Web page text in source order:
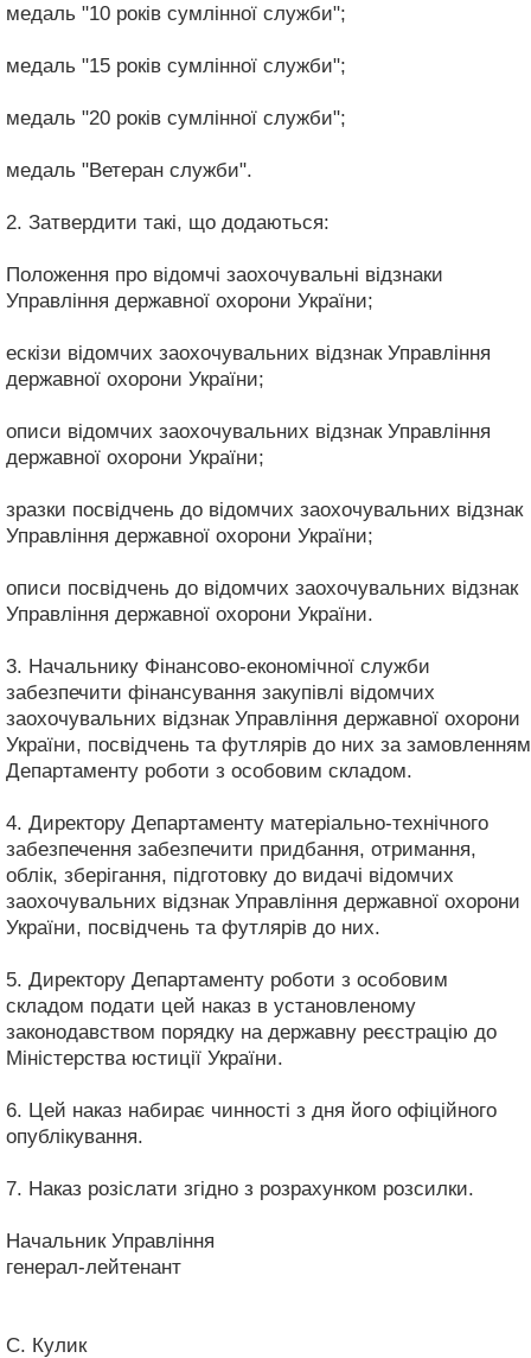
медаль "10 років сумлінної служби";
медаль "15 років сумлінної служби";
медаль "20 років сумлінної служби";
медаль "Ветеран служби".
2. Затвердити такі, що додаються:
Положення про відомчі заохочувальні відзнаки
Управління державної охорони України;
ескізи відомчих заохочувальних відзнак Управління
державної охорони України;
описи відомчих заохочувальних відзнак Управління
державної охорони України;
зразки посвідчень до відомчих заохочувальних відзнак
Управління державної охорони України;
описи посвідчень до відомчих заохочувальних відзнак
Управління державної охорони України.
3. Начальнику Фінансово-економічної служби
забезпечити фінансування закупівлі відомчих
заохочувальних відзнак Управління державної охорони
України, посвідчень та футлярів до них за замовленням
Департаменту роботи з особовим складом.
4. Директору Департаменту матеріально-технічного
забезпечення забезпечити придбання, отримання,
облік, зберігання, підготовку до видачі відомчих
заохочувальних відзнак Управління державної охорони
України, посвідчень та футлярів до них.
5. Директору Департаменту роботи з особовим
складом подати цей наказ в установленому
законодавством порядку на державну реєстрацію до
Міністерства юстиції України.
6. Цей наказ набирає чинності з дня його офіційного
опублікування.
7. Наказ розіслати згідно з розрахунком розсилки.
Начальник Управління
генерал-лейтенант
С. Кулик